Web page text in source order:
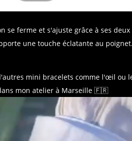
se ferme et s'ajuste grâce à ses
une touche éclatante au poignet.
mini bracelets comme l'œil ou
mon atelier à Marseille🇫🇷